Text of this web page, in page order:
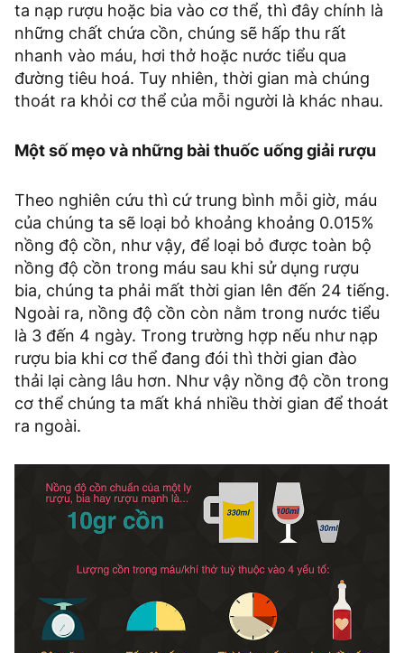
ta nạp rượu hoặc bia vào cơ thể, thì đây chính là
những chất chứa cồn, chúng sẽ hấp thu rất
nhanh vào máu, hơi thở hoặc nước tiểu qua
đường tiêu hoá. Tuy nhiên, thời gian mà chúng
thoát ra khỏi cơ thể của mỗi người là khác nhau.
Một số mẹo và những bài thuốc uống giải rượu
Theo nghiên cứu thì cứ trung bình mỗi giờ, máu
của chúng ta sẽ loại bỏ khoảng khoảng 0.015%
nồng độ cồn, như vậy, để loại bỏ được toàn bộ
nồng độ cồn trong máu sau khi sử dụng rượu
bia, chúng ta phải mất thời gian lên đến 24 tiếng.
Ngoài ra, nồng độ cồn còn nằm trong nước tiểu
là 3 đến 4 ngày. Trong trường hợp nếu như nạp
rượu bia khi cơ thể đang đói thì thời gian đào
thải lại càng lâu hơn. Như vậy nồng độ cồn trong
cơ thể chúng ta mất khá nhiều thời gian để thoát
ra ngoài.